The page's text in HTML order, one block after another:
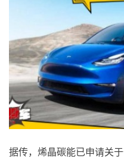
据传，烯晶碳能已申请关